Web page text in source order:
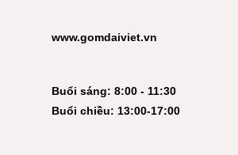
www.gomdaiviet.vn
Buổi sáng: 8:00 - 11:30
Buổi chiều: 13:00-17:00